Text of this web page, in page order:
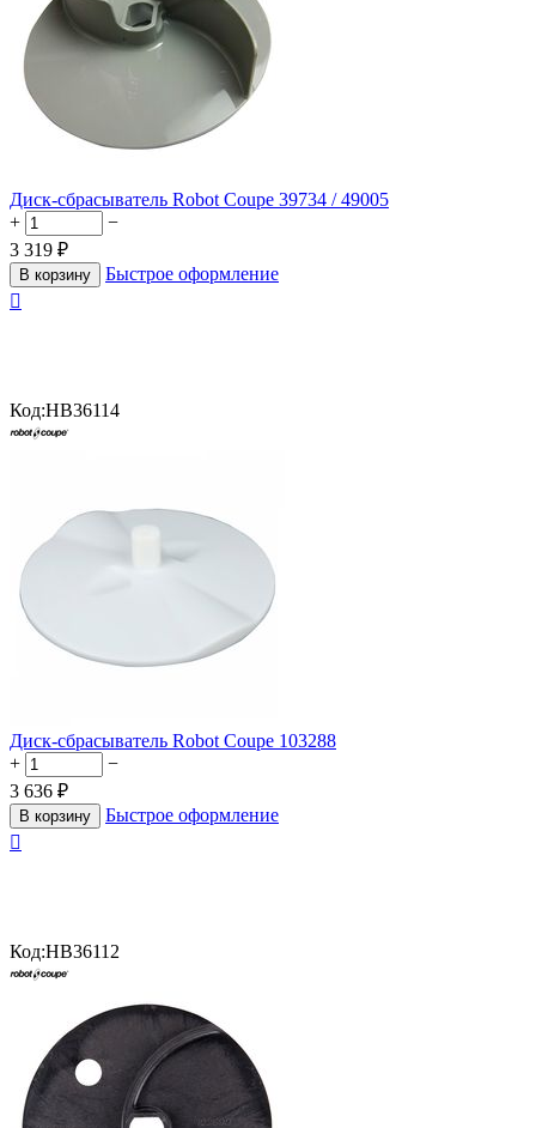
Диск-сбрасыватель Robot Coupe 39734 / 49005
+
−
3 319 ₽
В корзину
Быстрое оформление

Код:HB36114
Диск-сбрасыватель Robot Coupe 103288
+
−
3 636 ₽
В корзину
Быстрое оформление

Код:HB36112